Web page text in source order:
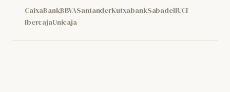
CaixaBankBBVASantanderKutxabankSabadellUCI
IbercajaUnicaja